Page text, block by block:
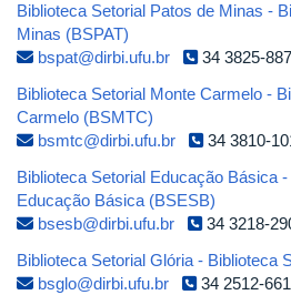
Biblioteca Setorial Patos de Minas -
Minas (BSPAT)
bspat@dirbi.ufu.br
34 3825-
Biblioteca Setorial Monte Carmelo -
Carmelo (BSMTC)
bsmtc@dirbi.ufu.br
34 3810-
Biblioteca Setorial Educação Básica
Educação Básica (BSESB)
bsesb@dirbi.ufu.br
34 3218-
Biblioteca Setorial Glória - Biblioteca
bsglo@dirbi.ufu.br
34 2512-